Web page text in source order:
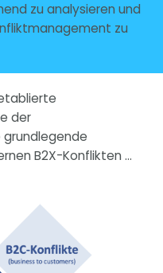
zu analysieren und
zu
der
B2X-Konflikten …